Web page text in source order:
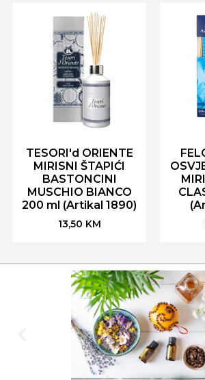
TESORI'd ORIENTE
MIRISNI ŠTAPIĆI
BASTONCINI
MUSCHIO BIANCO
200 ml (Artikal 1890)
13,50 KM